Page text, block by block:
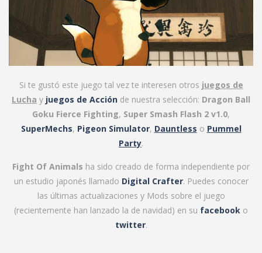
Si te gustó este juego tal vez te interesen otros juegos de
Lucha y juegos de Acción de nuestra selección: Dragon Ball
Goku Fierce Fighting, Super Smash Flash 2 v1.0,
SuperMechs, Pigeon Simulator, Dauntless o Pummel
Party.
Fight Of Animals ha sido creado de forma independiente por
un estudio japonés llamado Digital Crafter. Puedes conocer
las últimas actualizaciones y Mods sobre el juego
(recientemente han lanzado la de navidad) en su facebook o
twitter.